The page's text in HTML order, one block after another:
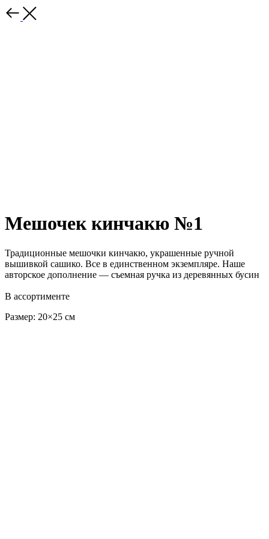
Мешочек кинчакю №1
Традиционные мешочки кинчакю, украшенные ручной
вышивкой сашико. Все в единственном экземпляре. Наше
авторское дополнение — съемная ручка из деревянных бусин
В ассортименте
Размер: 20×25 см